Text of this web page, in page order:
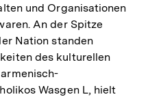
und Organisationen
An der Spitze
Nation standen
des kulturellen
Wasgen L, hielt